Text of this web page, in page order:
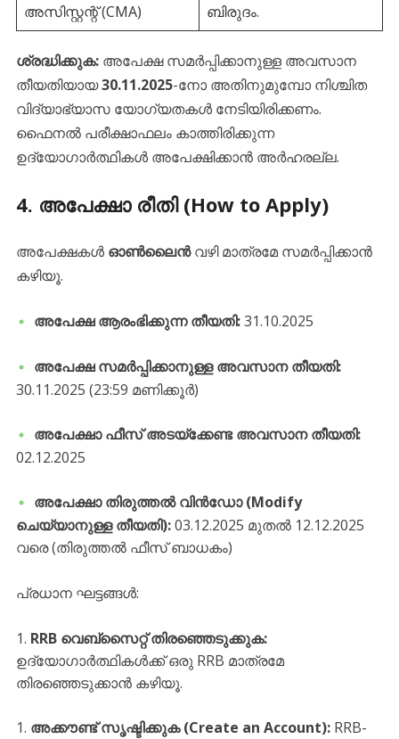
അസിസ്റ്റന്റ് (CMA)
ബിരുദം.
ശ്രദ്ധിക്കുക:അപേക്ഷ സമർപ്പിക്കാനുള്ള അവസാന
തീയതിയായ30.11.2025-നോ അതിനുമുമ്പോ നിശ്ചിത
വിദ്യാഭ്യാസ യോഗ്യതകൾ നേടിയിരിക്കണം.
ഫൈനൽ പരീക്ഷാഫലം കാത്തിരിക്കുന്ന
ഉദ്യോഗാർത്ഥികൾ അപേക്ഷിക്കാൻ അർഹരല്ല.
​4. അപേക്ഷാ രീതി (How to Apply)
​അപേക്ഷകൾ ഓൺലൈൻവഴി മാത്രമേ സമർപ്പിക്കാൻ
കഴിയൂ.
അപേക്ഷ ആരംഭിക്കുന്ന തീയതി:31.10.2025
അപേക്ഷ സമർപ്പിക്കാനുള്ള അവസാന തീയതി:
30.11.2025 (23:59 മണിക്കൂർ)
അപേക്ഷാ ഫീസ് അടയ്‌ക്കേണ്ട അവസാന തീയതി:
02.12.2025
അപേക്ഷാ തിരുത്തൽ വിൻഡോ (Modify
ചെയ്യാനുള്ള തീയതി):03.12.2025 മുതൽ 12.12.2025
വരെ (തിരുത്തൽ ഫീസ് ബാധകം)
​പ്രധാന ഘട്ടങ്ങൾ:
RRB വെബ്സൈറ്റ് തിരഞ്ഞെടുക്കുക:
ഉദ്യോഗാർത്ഥികൾക്ക് ഒരു RRB മാത്രമേ
തിരഞ്ഞെടുക്കാൻ കഴിയൂ.
അക്കൗണ്ട് സൃഷ്ടിക്കുക (Create an Account):RRB-